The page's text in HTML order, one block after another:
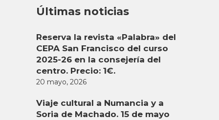
Últimas noticias
Reserva la revista «Palabra» del
CEPA San Francisco del curso
2025-26 en la consejería del
centro. Precio: 1€.
20 mayo, 2026
Viaje cultural a Numancia y a
Soria de Machado. 15 de mayo